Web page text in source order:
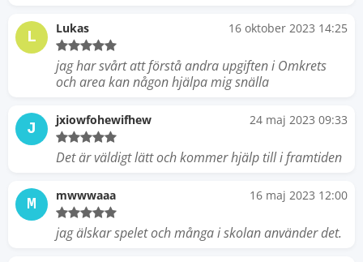
L Lukas 16 oktober 2023 14:25
jag har svårt att förstå andra upgiften i Omkrets
och area kan någon hjälpa mig snälla
J jxiowfohewifhew 24 maj 2023 09:33
Det är väldigt lätt och kommer hjälp till i framtiden
M mwwwaaa 16 maj 2023 12:00
jag älskar spelet och många i skolan använder det.